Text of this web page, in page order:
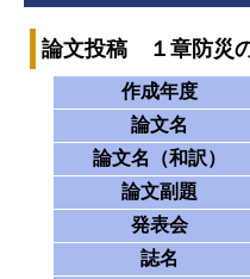
論文投稿 １章防災
作成年度
論文名
論文名（和訳）
論文副題
発表会
誌名